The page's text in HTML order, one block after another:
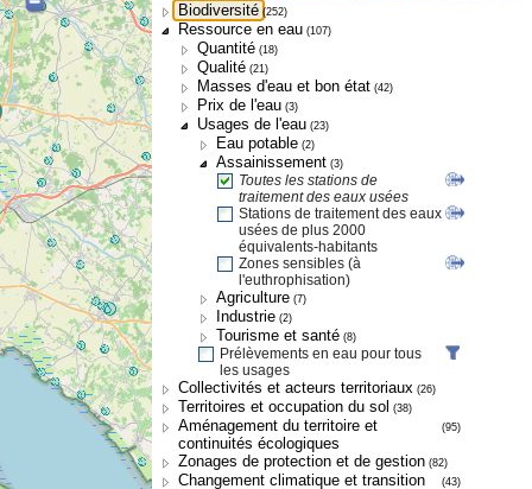
Biodiversité (252)
Ressource en eau (107)
Quantité (18)
Qualité (21)
Masses d'eau et bon état (42)
Prix de l'eau (3)
Usages de l'eau (23)
Eau potable (2)
Assainissement (3)
Toutes les stations de
traitement des eaux usées
Stations de traitement des eaux
usées de plus 2000
équivalents-habitants
Zones sensibles (à
l'euthrophisation)
Agriculture (7)
Industrie (2)
Tourisme et santé (8)
Prélèvements en eau pour tous
les usages
Collectivités et acteurs territoriaux (26)
Territoires et occupation du sol (38)
Aménagement du territoire et
continuités écologiques
(95)
Zonages de protection et de gestion (82)
Changement climatique et transition (43)